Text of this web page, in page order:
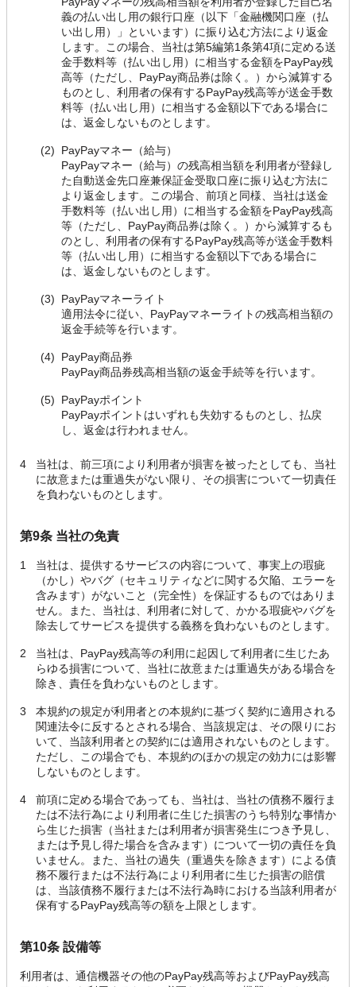
義の払い出し用の銀行口座（以下「金融機関口座（払
い出し用）」といいます）に振り込む方法により返金
します。この場合、当社は第5編第1条第4項に定める送
金手数料等（払い出し用）に相当する金額をPayPay残
高等（ただし、PayPay商品券は除く。）から減算する
ものとし、利用者の保有するPayPay残高等が送金手数
料等（払い出し用）に相当する金額以下である場合に
は、返金しないものとします。
(2)
PayPayマネー（給与）
PayPayマネー（給与）の残高相当額を利用者が登録し
た自動送金先口座兼保証金受取口座に振り込む方法に
より返金します。この場合、前項と同様、当社は送金
手数料等（払い出し用）に相当する金額をPayPay残高
等（ただし、PayPay商品券は除く。）から減算するも
のとし、利用者の保有するPayPay残高等が送金手数料
等（払い出し用）に相当する金額以下である場合に
は、返金しないものとします。
(3)
PayPayマネーライト
適用法令に従い、PayPayマネーライトの残高相当額の
返金手続等を行います。
(4)
PayPay商品券
PayPay商品券残高相当額の返金手続等を行います。
(5)
PayPayポイント
PayPayポイントはいずれも失効するものとし、払戻
し、返金は行われません。
4
当社は、前三項により利用者が損害を被ったとしても、当社
に故意または重過失がない限り、その損害について一切責任
を負わないものとします。
第9条 当社の免責
1
当社は、提供するサービスの内容について、事実上の瑕疵
（かし）やバグ（セキュリティなどに関する欠陥、エラーを
含みます）がないこと（完全性）を保証するものではありま
せん。また、当社は、利用者に対して、かかる瑕疵やバグを
除去してサービスを提供する義務を負わないものとします。
2
当社は、PayPay残高等の利用に起因して利用者に生じたあ
らゆる損害について、当社に故意または重過失がある場合を
除き、責任を負わないものとします。
3
本規約の規定が利用者との本規約に基づく契約に適用される
関連法令に反するとされる場合、当該規定は、その限りにお
いて、当該利用者との契約には適用されないものとします。
ただし、この場合でも、本規約のほかの規定の効力には影響
しないものとします。
4
前項に定める場合であっても、当社は、当社の債務不履行ま
たは不法行為により利用者に生じた損害のうち特別な事情か
ら生じた損害（当社または利用者が損害発生につき予見し、
または予見し得た場合を含みます）について一切の責任を負
いません。また、当社の過失（重過失を除きます）による債
務不履行または不法行為により利用者に生じた損害の賠償
は、当該債務不履行または不法行為時における当該利用者が
保有するPayPay残高等の額を上限とします。
第10条 設備等
利用者は、通信機器その他のPayPay残高等およびPayPay残高